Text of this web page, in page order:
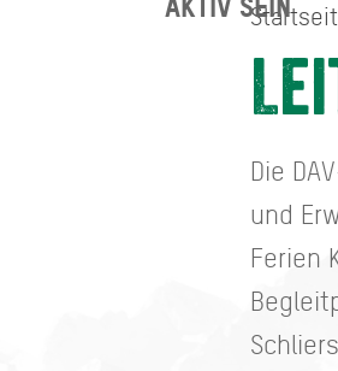
Die
und
Ferien
AKTIV SEIN